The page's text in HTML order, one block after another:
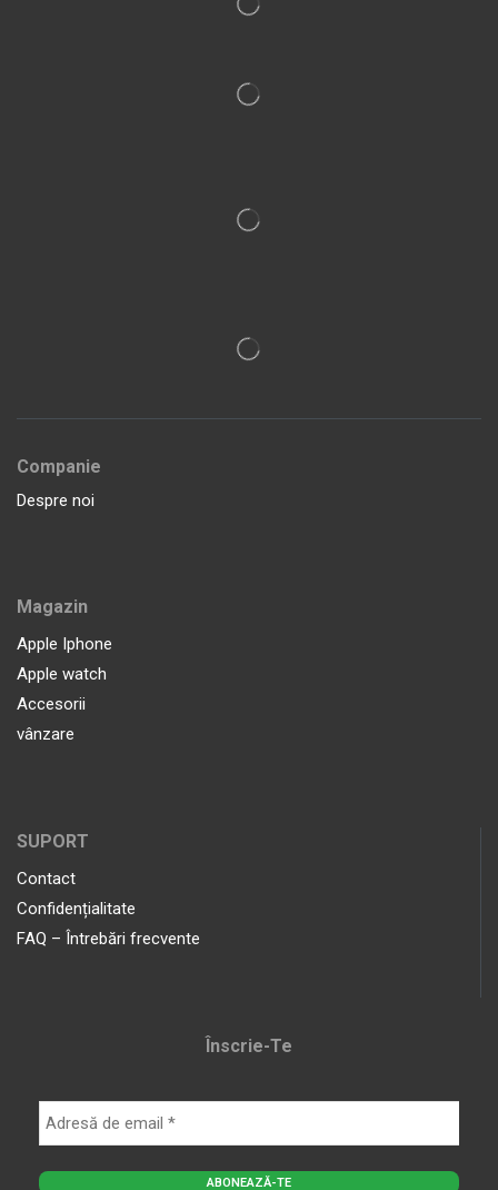
Companie
Despre noi
Magazin
Apple Iphone
Apple watch
Accesorii
vânzare
SUPORT
Contact
Confidențialitate
FAQ – Întrebări frecvente
Înscrie-Te